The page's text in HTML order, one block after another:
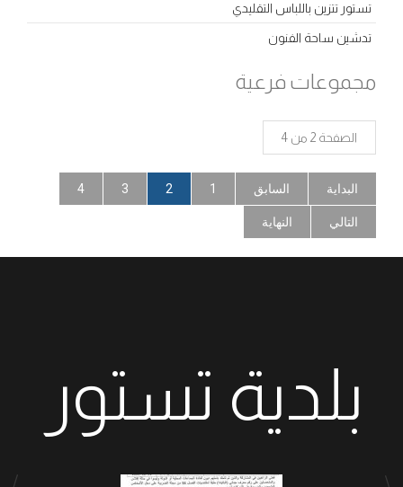
تستور تتزين باللباس التقليدي
تدشين ساحة الفنون
مجموعات فرعية
الصفحة 2 من 4
البداية السابق 1
2
3
4
التالي النهاية
بلدية تستور